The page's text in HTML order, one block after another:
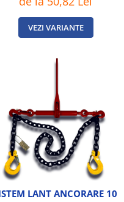
VEZI VARIANTE
LANT ANCORARE 10